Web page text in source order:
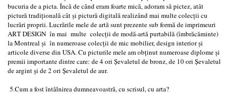
bucuria de a picta. Încă de când eram foarte mică, adoram să pictez, atât
pictură tradițională cât și pictură digitală realizând mai multe colecții cu
lucrări proprii. Lucrările mele de artă sunt prezente sub formă de imprimeuri
ART DESIGN în mai multe colecții de modă-artă purtabilă (îmbrăcăminte)
la Montreal și în numeroase colecții de mic mobilier, design interior și
articole diverse din USA. Cu picturile mele am obținut numeroase diplome și
premii importante dintre care: de 4 ori Șevaletul de bronz, de 10 ori Șevaletul
de argint și de 2 ori Șevaletul de aur.
5.Cum a fost întâlnirea dumneavoastră, cu scrisul, cu arta?